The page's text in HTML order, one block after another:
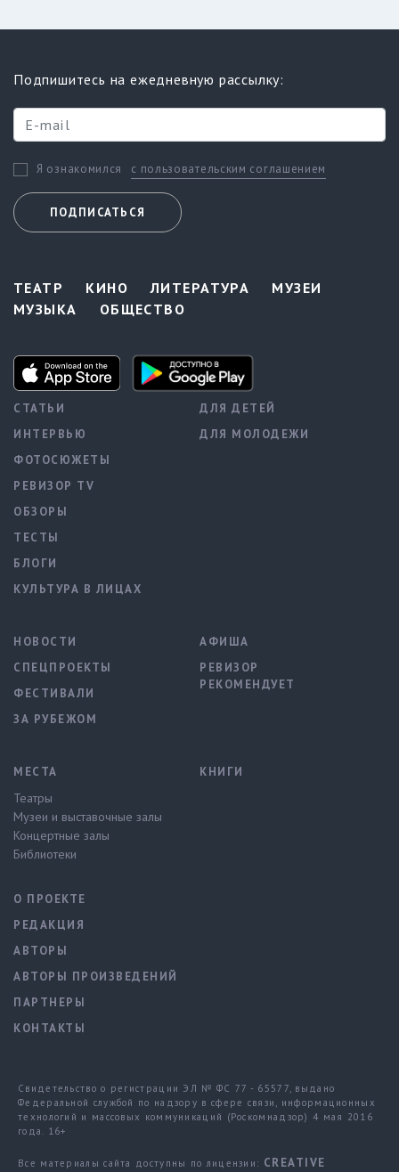
Подпишитесь на ежедневную рассылку:
Я ознакомился с пользовательским соглашением
ПОДПИСАТЬСЯ
ТЕАТР КИНО ЛИТЕРАТУРА
МУЗЕИ
МУЗЫКА
ОБЩЕСТВО
СТАТЬИ
ИНТЕРВЬЮ
ФОТОСЮЖЕТЫ
РЕВИЗОР TV
ОБЗОРЫ
ТЕСТЫ
БЛОГИ
КУЛЬТУРА В ЛИЦАХ
ДЛЯ ДЕТЕЙ
ДЛЯ МОЛОДЕЖИ
НОВОСТИ
СПЕЦПРОЕКТЫ
ФЕСТИВАЛИ
ЗА РУБЕЖОМ
АФИША
РЕВИЗОР
РЕКОМЕНДУЕТ
МЕСТА
Театры
Музеи и выставочные залы
Концертные залы
Библиотеки
КНИГИ
О ПРОЕКТЕ
РЕДАКЦИЯ
АВТОРЫ
АВТОРЫ ПРОИЗВЕДЕНИЙ
ПАРТНЕРЫ
КОНТАКТЫ
Свидетельство о регистрации ЭЛ № ФС 77 - 65577, выдано
Федеральной службой по надзору в сфере связи, информационных
технологий и массовых коммуникаций (Роскомнадзор) 4 мая 2016
года. 16+
Все материалы сайта доступны по лицензии: CREATIVE